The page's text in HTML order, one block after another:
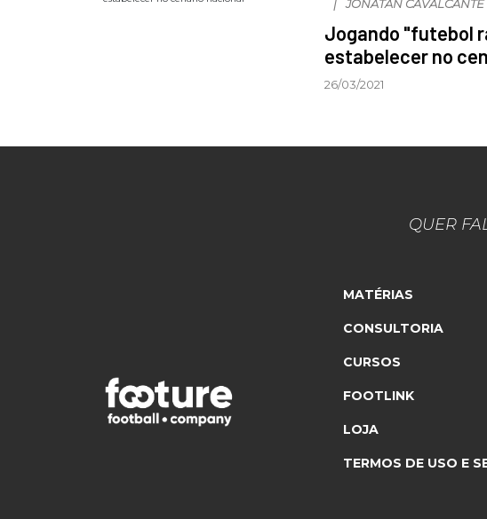
JONATAN CAVALCANTE
Jogando "futebol
estabelecer no
26/03/2021
QUER
MATÉRIAS
CONSULTORIA
CURSOS
FOOTLINK
LOJA
TERMOS DE USO E